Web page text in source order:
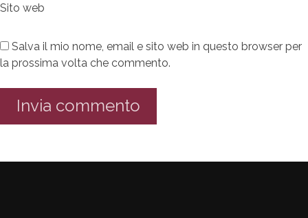
Sito web
Salva il mio nome, email e sito web in questo browser per
la prossima volta che commento.